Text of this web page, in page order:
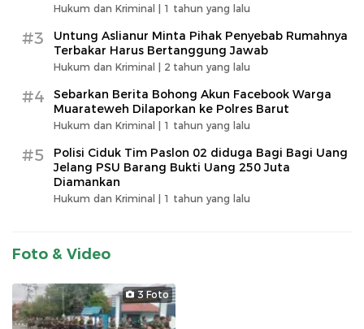
Hukum dan Kriminal | 1 tahun yang lalu
#3
Untung Aslianur Minta Pihak Penyebab Rumahnya
Terbakar Harus Bertanggung Jawab
Hukum dan Kriminal | 2 tahun yang lalu
#4
Sebarkan Berita Bohong Akun Facebook Warga
Muarateweh Dilaporkan ke Polres Barut
Hukum dan Kriminal | 1 tahun yang lalu
#5
Polisi Ciduk Tim Paslon 02 diduga Bagi Bagi Uang
Jelang PSU Barang Bukti Uang 250 Juta
Diamankan
Hukum dan Kriminal | 1 tahun yang lalu
Foto & Video
3 Foto